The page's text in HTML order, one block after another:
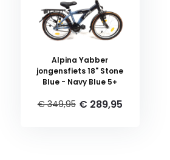
Alpina Yabber
jongensfiets 18" Stone
Blue - Navy Blue 5+
€ 349,95 € 289,95